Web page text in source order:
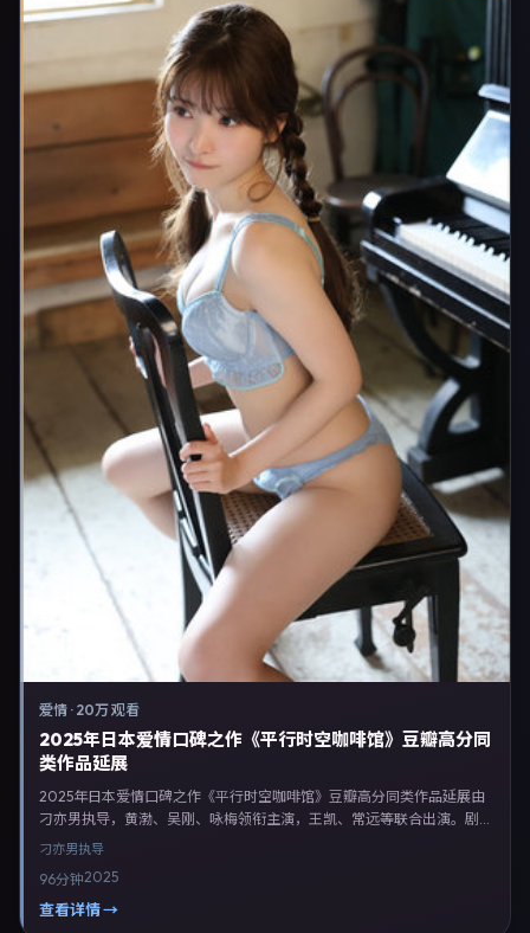
爱情 · 20万 观看
2025年日本爱情口碑之作《平行时空咖啡馆》豆瓣高分同
类作品延展
2025年日本爱情口碑之作《平行时空咖啡馆》豆瓣高分同类作品延展由
刁亦男执导，黄渤、吴刚、咏梅领衔主演，王凯、常远等联合出演。剧情
以爱情类型为主线，融合日本本土叙事与人物弧光，适合检索「爱情电影
台首播，支持高清与多语言字幕。影片在节奏、摄影与配乐上强调沉浸体
验，可作为片单推荐、影评长文与专题策划的引用素材。
刁亦男执导
96分钟2025
查看详情 →